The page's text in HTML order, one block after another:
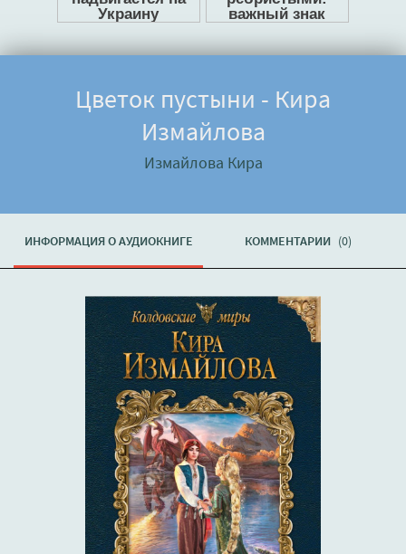
Цветок пустыни - Кира
Измайлова
Измайлова Кира
ИНФОРМАЦИЯ О АУДИОКНИГЕ КОММЕНТАРИИ (0)